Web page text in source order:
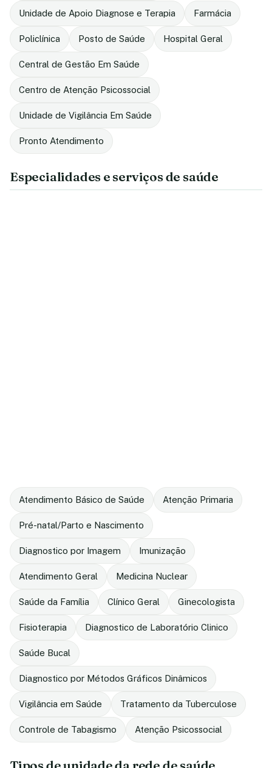
Unidade de Apoio Diagnose e Terapia Farmácia
Policlínica Posto de Saúde Hospital Geral
Central de Gestão Em Saúde
Centro de Atenção Psicossocial
Unidade de Vigilância Em Saúde
Pronto Atendimento
Especialidades e serviços de saúde
Atendimento Básico de Saúde Atenção Primaria
Pré-natal/Parto e Nascimento
Diagnostico por Imagem Imunização
Atendimento Geral Medicina Nuclear
Saúde da Família Clínico Geral Ginecologista
Fisioterapia Diagnostico de Laboratório Clinico
Saúde Bucal
Diagnostico por Métodos Gráficos Dinâmicos
Vigilância em Saúde Tratamento da Tuberculose
Controle de Tabagismo Atenção Psicossocial